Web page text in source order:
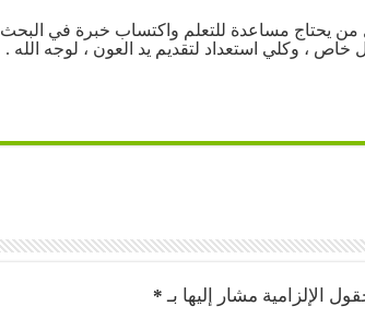
من يحتاج مساعدة للتعلم واكتساب خبرة في البحث
خاص ، وكلي استعداد لتقديم يد العون ، لوجه الله .
الإلزامية مشار إليها بـ *